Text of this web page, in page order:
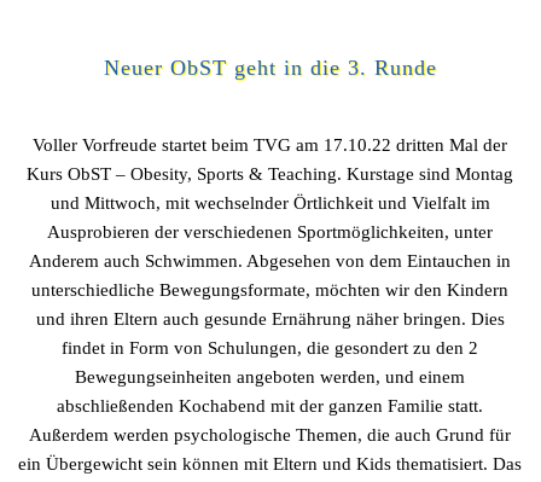
Neuer ObST geht in die 3. Runde
Voller Vorfreude startet beim TVG am 17.10.22 dritten Mal der
Kurs ObST – Obesity, Sports & Teaching. Kurstage sind Montag
und Mittwoch, mit wechselnder Örtlichkeit und Vielfalt im
Ausprobieren der verschiedenen Sportmöglichkeiten, unter
Anderem auch Schwimmen. Abgesehen von dem Eintauchen in
unterschiedliche Bewegungsformate, möchten wir den Kindern
und ihren Eltern auch gesunde Ernährung näher bringen. Dies
findet in Form von Schulungen, die gesondert zu den 2
Bewegungseinheiten angeboten werden, und einem
abschließenden Kochabend mit der ganzen Familie statt.
Außerdem werden psychologische Themen, die auch Grund für
ein Übergewicht sein können mit Eltern und Kids thematisiert. Das